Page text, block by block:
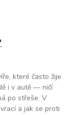
které často žije
i v autě — ničí
po střeše. V
a jak se proti